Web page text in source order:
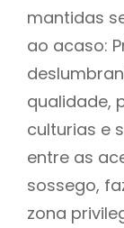
mantidas
ao acaso:
qualidade,
culturias e
entre as
sossego,
zona